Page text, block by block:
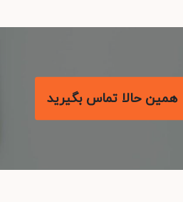
همین حالا تماس بگیرید